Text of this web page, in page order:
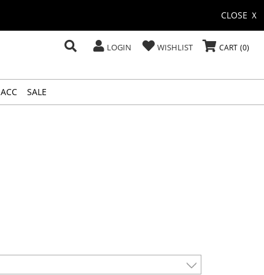
CLOSE Ｘ
CART 0
WISHLIST
LOGIN
ACC SALE